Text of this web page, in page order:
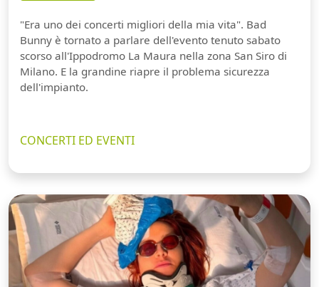
"Era uno dei concerti migliori della mia vita". Bad
Bunny è tornato a parlare dell'evento tenuto sabato
scorso all'Ippodromo La Maura nella zona San Siro di
Milano. E la grandine riapre il problema sicurezza
dell'impianto.
CONCERTI ED EVENTI